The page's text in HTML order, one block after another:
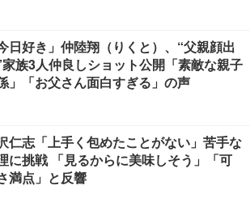
日好き」仲陸翔（りくと）、“父親顔出
家族3人仲良しショット公開「素敵な親子
」「お父さん面白すぎる」の声
仁志「上手く包めたことがない」苦手な
に挑戦 「見るからに美味しそう」「可
満点」と反響